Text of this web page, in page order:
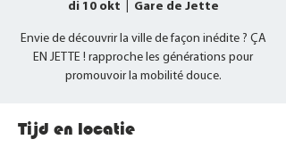
di 10 okt Gare de Jette
Envie de découvrir la ville de façon inédite ? ÇA
EN JETTE ! rapproche les générations pour
promouvoir la mobilité douce.
Tijd en locatie